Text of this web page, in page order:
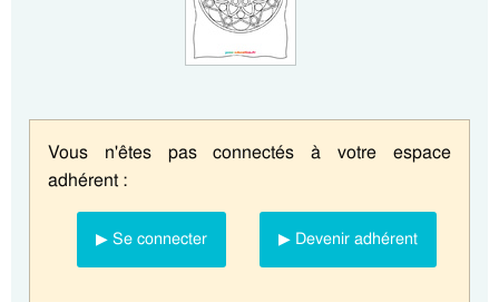
Vous n'êtes pas connectés à votre espace
adhérent :
▶ Se connecter ▶ Devenir adhérent